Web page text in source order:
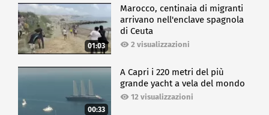
01:03
Marocco, centinaia di migranti
arrivano nell'enclave spagnola
di Ceuta
2 visualizzazioni
00:33
A Capri i 220 metri del più
grande yacht a vela del mondo
12 visualizzazioni